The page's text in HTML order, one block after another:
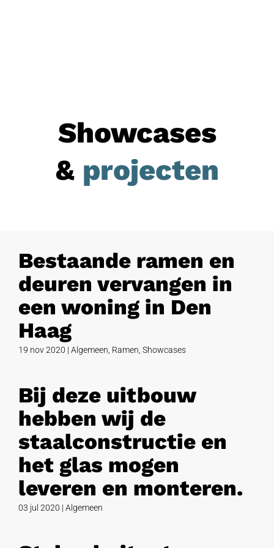
Showcases
& projecten
Bestaande ramen en
deuren vervangen in
een woning in Den
Haag
19 nov 2020 | Algemeen Ramen Showcases
Bij deze uitbouw
hebben wij de
staalconstructie en
het glas mogen
leveren en monteren.
03 jul 2020 | Algemeen